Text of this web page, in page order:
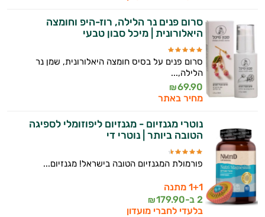
סרום פנים נר הלילה, רוז-היפ וחומצה
היאלורונית | מיכל סבון טבעי
סרום פנים על בסיס חומצה היאלורונית, שמן נר
הלילה,...
69.90
₪
מחיר באתר
נוטרי מגנזיום - מגנזיום ליפוזומלי לספיגה
הטובה ביותר | נוטרי די
פורמולת המגנזיום הטובה בישראל! מגנזיום...
1+1 מתנה
2 ב-
179.90
₪
בלעדי לחברי מועדון